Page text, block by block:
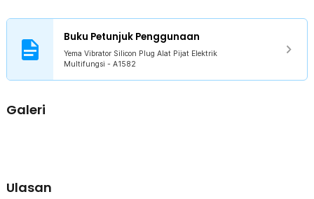
1 x Yema Vibrator Silicon Plug Alat Pijat Elektrik Multifungsi -
Buku Petunjuk Penggunaan
Yema Vibrator Silicon Plug Alat Pijat Elektrik
Multifungsi - A1582
Galeri
Ulasan